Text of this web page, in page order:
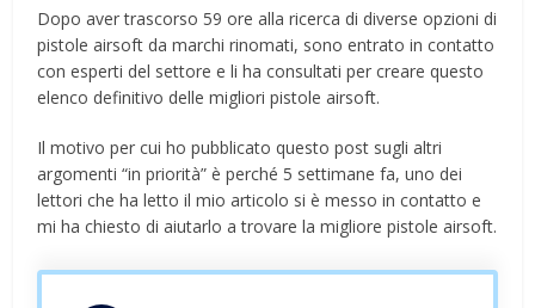
Dopo aver trascorso 59 ore alla ricerca di diverse opzioni di
pistole airsoft da marchi rinomati, sono entrato in contatto
con esperti del settore e li ha consultati per creare questo
elenco definitivo delle migliori pistole airsoft.
Il motivo per cui ho pubblicato questo post sugli altri
argomenti “in priorità” è perché 5 settimane fa, uno dei
lettori che ha letto il mio articolo si è messo in contatto e
mi ha chiesto di aiutarlo a trovare la migliore pistole airsoft.